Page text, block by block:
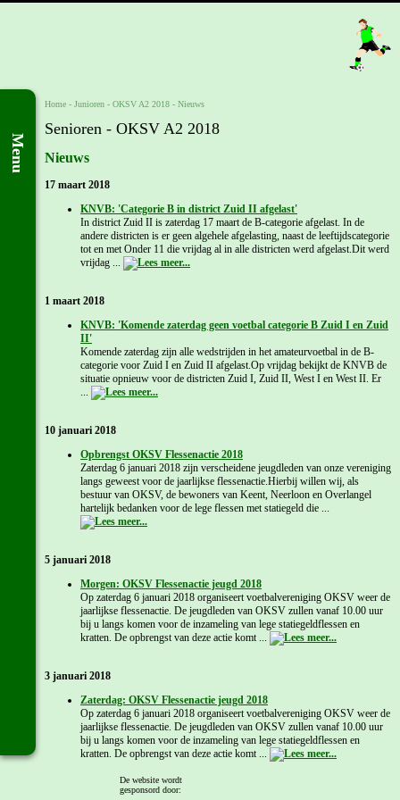
Menu
Home - Junioren - OKSV A2 2018 - Nieuws
Senioren - OKSV A2 2018
Nieuws
17 maart 2018
KNVB: 'Categorie B in district Zuid II afgelast'
In district Zuid II is zaterdag 17 maart de B-categorie afgelast. In de
andere districten is er geen algehele afgelasting, naast de leeftijdscategorie
tot en met Onder 11 die vrijdag al in alle districten werd afgelast.Dit werd
vrijdag ...
1 maart 2018
KNVB: 'Komende zaterdag geen voetbal categorie B Zuid I en Zuid
II'
Komende zaterdag zijn alle wedstrijden in het amateurvoetbal in de B-
categorie voor Zuid I en Zuid II afgelast.Op vrijdag bekijkt de KNVB de
situatie opnieuw voor de districten Zuid I, Zuid II, West I en West II. Er
10 januari 2018
Opbrengst OKSV Flessenactie 2018
Zaterdag 6 januari 2018 zijn verscheidene jeugdleden van onze vereniging
langs geweest voor de jaarlijkse flessenactie.Hierbij willen wij, als
bestuur van OKSV, de bewoners van Keent, Neerloon en Overlangel
hartelijk bedanken voor de lege flessen met statiegeld die ...
5 januari 2018
Morgen: OKSV Flessenactie jeugd 2018
Op zaterdag 6 januari 2018 organiseert voetbalvereniging OKSV weer de
jaarlijkse flessenactie. De jeugdleden van OKSV zullen vanaf 10.00 uur
bij u langs komen voor de inzameling van lege statiegeldflessen en
kratten. De opbrengst van deze actie komt ...
3 januari 2018
Zaterdag: OKSV Flessenactie jeugd 2018
Op zaterdag 6 januari 2018 organiseert voetbalvereniging OKSV weer de
jaarlijkse flessenactie. De jeugdleden van OKSV zullen vanaf 10.00 uur
bij u langs komen voor de inzameling van lege statiegeldflessen en
kratten. De opbrengst van deze actie komt ...
Meer OKSV A2 nieuws...
De website wordt
gesponsord door: